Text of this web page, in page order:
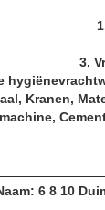
3.
Kranen,
: 6 8 10